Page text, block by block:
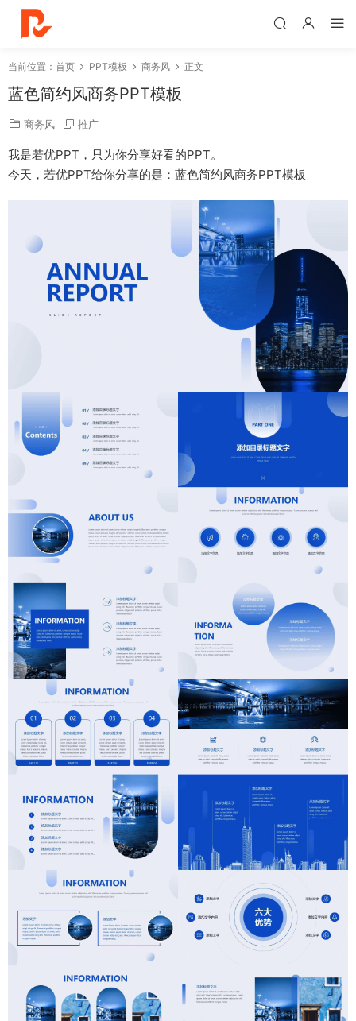
当前位置： 首页 PPT模板 商务风 正文
蓝色简约风商务PPT模板
商务风 推广
我是若优PPT，只为你分享好看的PPT。
今天，若优PPT给你分享的是：蓝色简约风商务PPT模板